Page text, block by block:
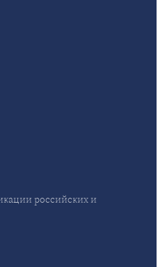
российских и